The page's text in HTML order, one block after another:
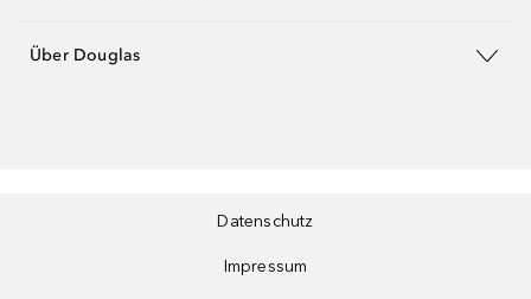
Über Douglas
Datenschutz
Impressum